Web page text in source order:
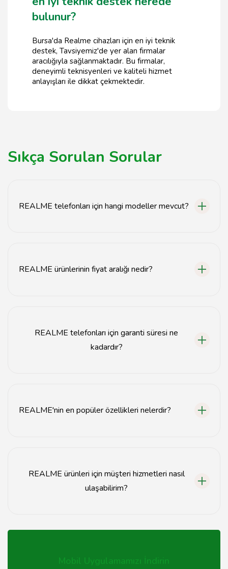
bulunur?
Bursa'da Realme cihazları için en iyi teknik
destek, Tavsiyemiz'de yer alan firmalar
aracılığıyla sağlanmaktadır. Bu firmalar,
deneyimli teknisyenleri ve kaliteli hizmet
anlayışları ile dikkat çekmektedir.
Sıkça Sorulan Sorular
REALME telefonları için hangi modeller mevcut?
REALME ürünlerinin fiyat aralığı nedir?
segment modeller 10.000 TL'ye kadar çıkabilmektedir.
REALME telefonları için garanti süresi ne
kadardır?
REALME'nin en popüler özellikleri nelerdir?
REALME ürünleri için müşteri hizmetleri nasıl
ulaşabilirim?
üzerinden iletişim bilgilerine ulaşabilir veya doğrudan
Mobil Uygulamamızı İndirin